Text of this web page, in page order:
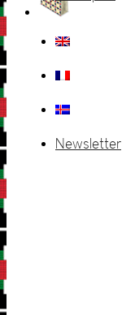
Newsletter